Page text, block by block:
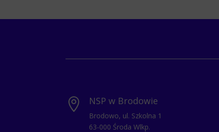
 NSP w Brodowie
Brodowo, ul. Szkolna 1
63-000 Środa Wlkp.